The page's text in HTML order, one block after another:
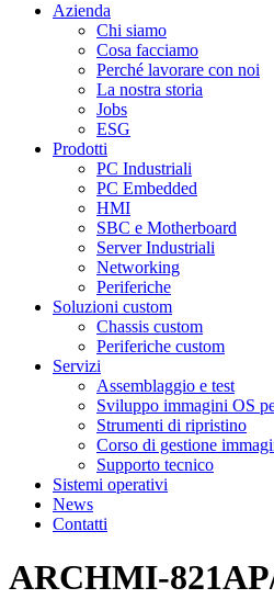
Azienda
Chi siamo
Cosa facciamo
Perché lavorare con noi
La nostra storia
Jobs
ESG
Prodotti
PC Industriali
PC Embedded
HMI
SBC e Motherboard
Server Industriali
Networking
Periferiche
Soluzioni custom
Chassis custom
Periferiche custom
Servizi
Assemblaggio e test
Sviluppo immagini OS
Strumenti di ripristino
Corso di gestione
Supporto tecnico
Sistemi operativi
News
Contatti
ARCHMI-